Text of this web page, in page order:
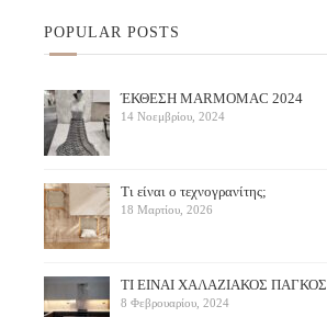
POPULAR POSTS
ΈΚΘΕΣΗ ΜARMOMAC 2024
14 Νοεμβρίου, 2024
Τι είναι ο τεχνογρανίτης;
18 Μαρτίου, 2026
ΤΙ ΕΙΝΑΙ ΧΑΛΑΖΙΑΚΟΣ ΠΑΓΚΟΣ
8 Φεβρουαρίου, 2024